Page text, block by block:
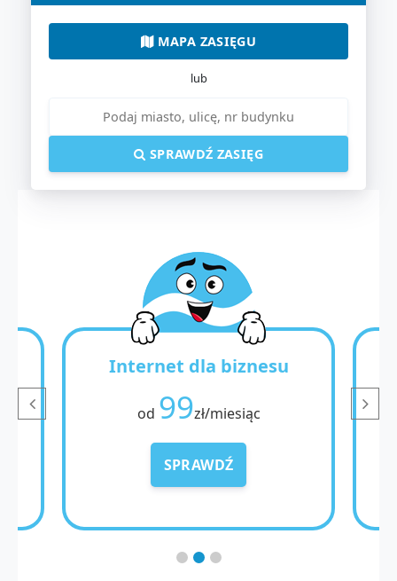
MAPA ZASIĘGU
lub
SPRAWDŹ ZASIĘG
Internet dla biznesu
od 99zł/miesiąc
SPRAWDŹ